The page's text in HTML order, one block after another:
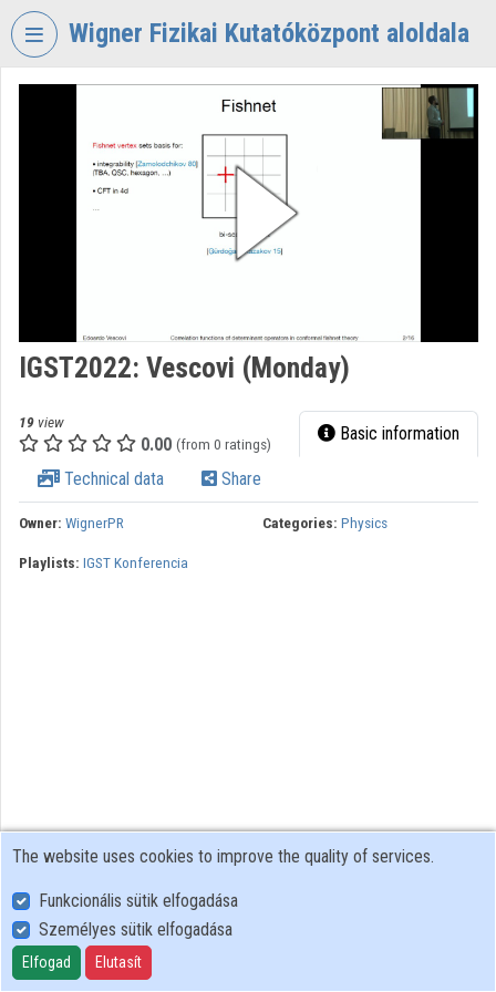
Skip header
Wigner Fizikai Kutatóközpont aloldala
KUTATÓKÖZPONT
Organization playlists
Organizations
IGST2022: Vescovi (Monday)
19 view
0.00 (from 0 ratings) Basic information
Technical data Share
Owner: WignerPR Categories: Physics
Playlists: IGST Konferencia
User Policy
Adatkezelési tájékoztató (en)
Cookie Policy
The website uses cookies to improve the quality of services.
Funkcionális sütik elfogadása
Személyes sütik elfogadása
Elfogad Elutasít